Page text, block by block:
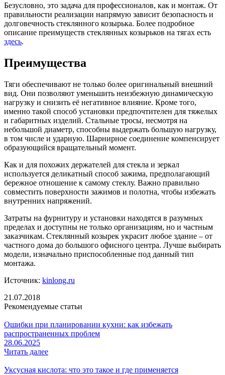
Безусловно, это задача для профессионалов, как и монтаж. От
правильности реализации напрямую зависит безопасность и
долговечность стеклянного козырька. Более подробное
описание преимуществ стеклянных козырьков на тягах есть
здесь.
Преимущества
Тяги обеспечивают не только более оригинальный внешний
вид. Они позволяют уменьшить неизбежную динамическую
нагрузку и снизить её негативное влияние. Кроме того,
именно такой способ установки предпочтителен для тяжелых
и габаритных изделий. Стальные тросы, несмотря на
небольшой диаметр, способны выдержать большую нагрузку,
в том числе и ударную. Шарнирное соединение компенсирует
образующийся вращательный момент.
Как и для похожих держателей для стекла и зеркал
используется деликатный способ зажима, предполагающий
бережное отношение к самому стеклу. Важно правильно
совместить поверхности зажимов и полотна, чтобы избежать
внутренних напряжений.
Затраты на фурнитуру и установки находятся в разумных
пределах и доступны не только организациям, но и частным
заказчикам. Стеклянный козырек украсит любое здание – от
частного дома до большого офисного центра. Лучше выбирать
модели, изначально приспособленные под данный тип
монтажа.
Источник: kinlong.ru
21.07.2018
Рекомендуемые статьи
Ошибки при планировании кухни: как избежать
распространенных проблем
28.06.2025
Читать далее
Уксусная кислота: что это такое и где применяется